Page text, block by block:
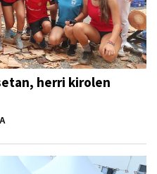
herri kirolen